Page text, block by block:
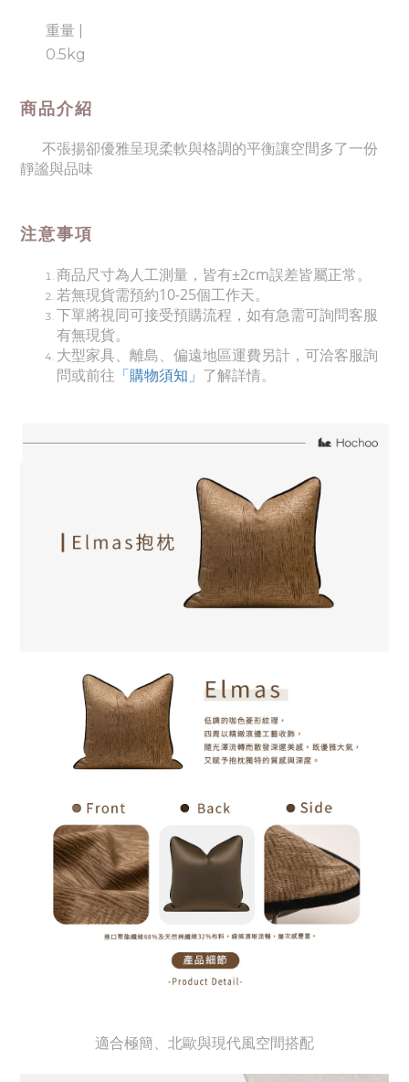
重量 |
0.5 kg
商品介紹
不張揚卻優雅呈現柔軟與格調的平衡讓空間多了一份
靜謐與品味
注意事項
商品尺寸為人工測量，皆有±2cm誤差皆屬正常。
若無現貨需預約10-25個工作天。
下單將視同可接受預購流程，如有急需可詢問客服
有無現貨。
大型家具、離島、偏遠地區運費另計，可洽客服詢
問或前往 「購物須知」 了解詳情。
適合極簡、北歐與現代風空間搭配